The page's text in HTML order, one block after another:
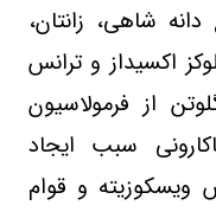
شاهی، زانتان،
اکسیداز و ترانس
از فرمولاسیون
سبب ایجاد
ویسکوزیته و قوام